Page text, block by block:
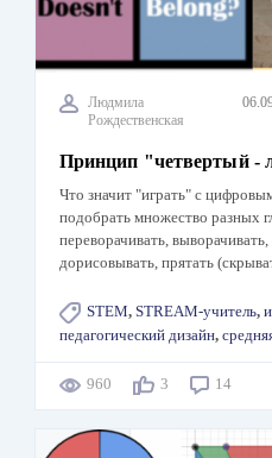
Людмила
Рождественская
Принцип "четвертый -
Что значит "играть" с
подобрать множество разных
переворачивать,
дорисовывать, прятать
STEM, STREAM-учитель,
педагогический дизайн,
960 3 14